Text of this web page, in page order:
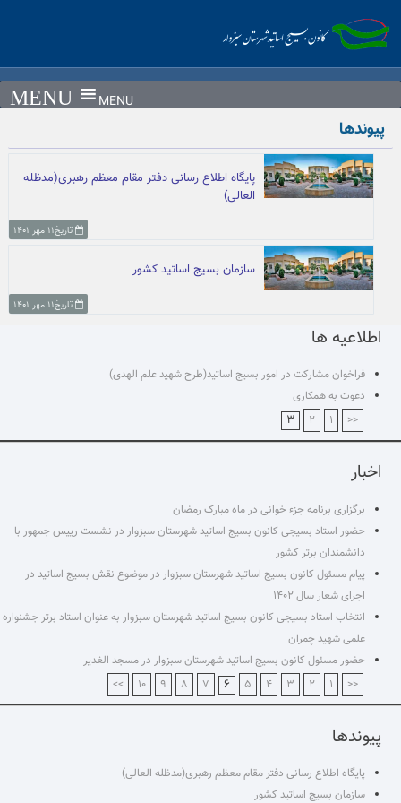
content
MENU
پیوندها
پایگاه اطلاع رسانی دفتر مقام معظم رهبری(مدظله
العالی)
تاریخ۱۱ مهر ۱۴۰۱
سازمان بسیج اساتید کشور
تاریخ۱۱ مهر ۱۴۰۱
اطلاعیه ها
فراخوان مشارکت در امور بسیج اساتید(طرح شهید علم الهدی)
دعوت به همکاری
<<
۱ ۲ ۳
اخبار
برگزاری برنامه جزء خوانی در ماه مبارک رمضان
حضور استاد بسیجی کانون بسیج اساتید شهرستان سبزوار در نشست رییس جمهور با
دانشمندان برتر کشور
پیام مسئول کانون بسیج اساتید شهرستان سبزوار در موضوع نقش بسیج اساتید در
اجرای شعار سال ۱۴۰۲
انتخاب استاد بسیجی کانون بسیج اساتید شهرستان سبزوار به عنوان استاد برتر جشنواره
علمی شهید چمران
حضور مسئول کانون بسیج اساتید شهرستان سبزوار در مسجد الغدیر
<<
۱ ۲ ۳ ۴ ۵ ۶ ۷ ۸ ۹ ۱۰ >>
پیوندها
پایگاه اطلاع رسانی دفتر مقام معظم رهبری(مدظله العالی)
سازمان بسیج اساتید کشور